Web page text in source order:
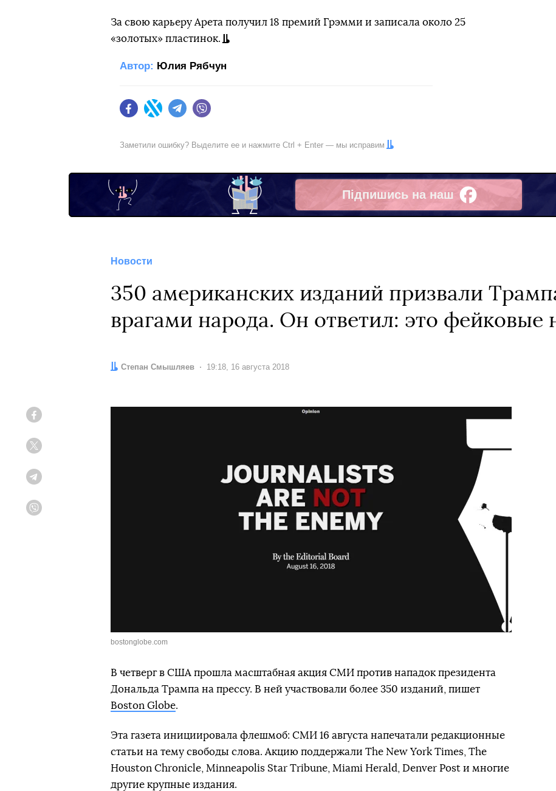
За свою карьеру Арета получил 18 премий Грэмми и записала около 25
«золотых» пластинок.
Автор: Юлия Рябчун
FacebookTwitter Telegram
Заметили ошибку? Выделите ее и нажмите Ctrl + Enter — мы исправим
Підпишись на наш
Facebook
Новости
350 американских изданий призвали
врагами народа. Он ответил: это фейковые
Автор:
Степан Смышляев Дата:
19:18, 16 августа 2018
bostonglobe.com
В четверг в США прошла масштабная акция СМИ против нападок президента
Дональда Трампа на прессу. В ней участвовали более 350 изданий, пишет
Boston Globe.
Эта газета инициировала флешмоб: СМИ 16 августа напечатали редакционные
статьи на тему свободы слова. Акцию поддержали The New York Times, The
Houston Chronicle, Minneapolis Star Tribune, Miami Herald, Denver Post и многие
другие крупные издания.